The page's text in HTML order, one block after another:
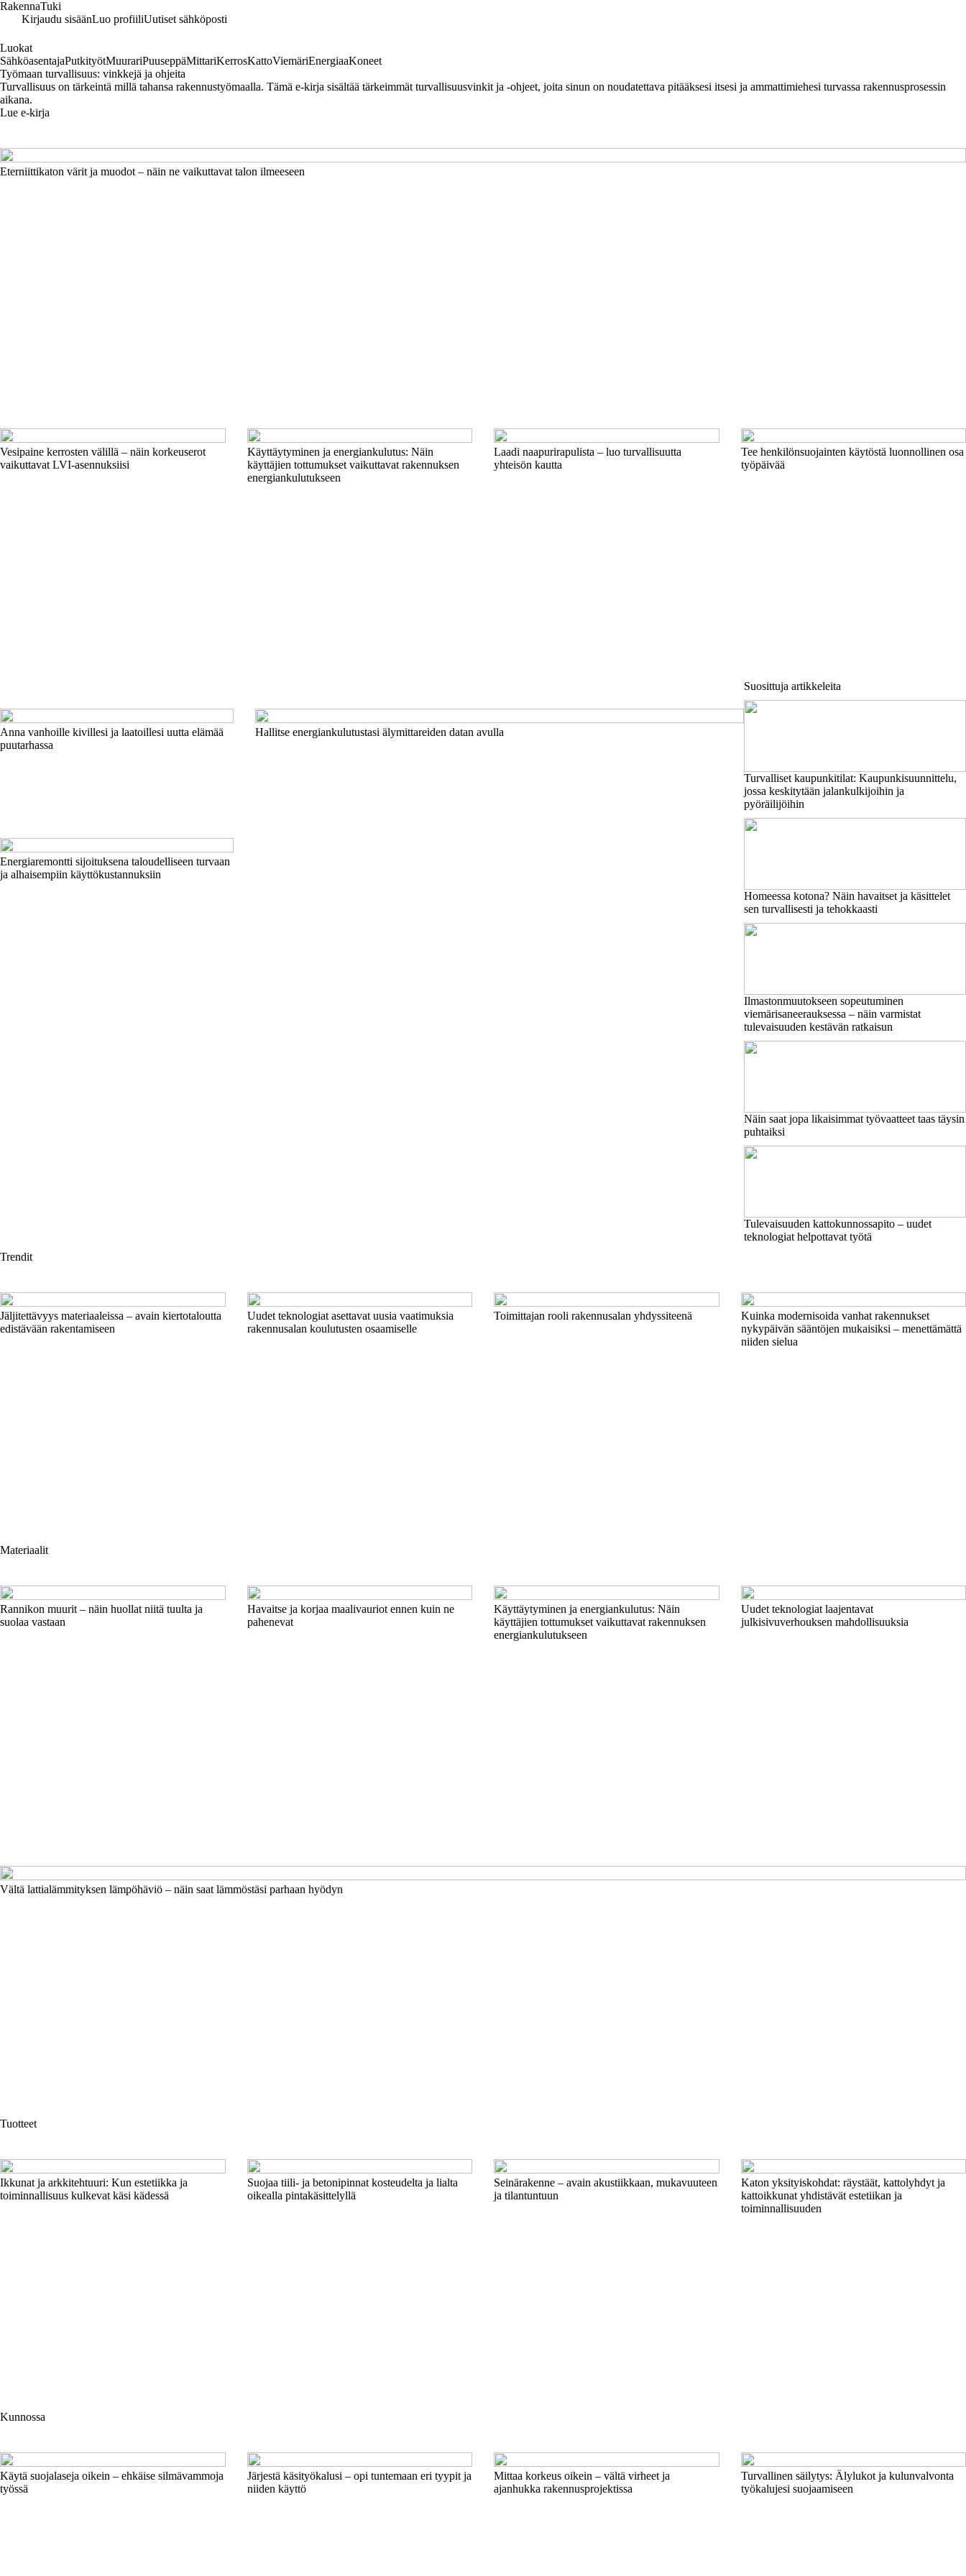
RakennaTuki
Kirjaudu sisäänLuo profiiliUutiset sähköposti
Luokat
SähköasentajaPutkityötMuurariPuuseppäMittariKerrosKattoViemäriEnergiaaKoneet
Työmaan turvallisuus: vinkkejä ja ohjeita
Turvallisuus on tärkeintä millä tahansa rakennustyömaalla. Tämä e-kirja sisältää tärkeimmät turvallisuusvinkit ja -ohjeet, joita sinun on noudatettava pitääksesi itsesi ja ammattimiehesi turvassa rakennusprosessin
aikana.
Lue e-kirja
Eterniittikaton värit ja muodot – näin ne vaikuttavat talon ilmeeseen
Vesipaine kerrosten välillä – näin korkeuserot
vaikuttavat LVI-asennuksiisi
Käyttäytyminen ja energiankulutus: Näin
käyttäjien tottumukset vaikuttavat rakennuksen
energiankulutukseen
Laadi naapurirapulista – luo turvallisuutta
yhteisön kautta
Tee henkilönsuojainten käytöstä luonnollinen osa
työpäivää
Anna vanhoille kivillesi ja laatoillesi uutta elämää
puutarhassa
Energiaremontti sijoituksena taloudelliseen turvaan
ja alhaisempiin käyttökustannuksiin
Hallitse energiankulutustasi älymittareiden datan avulla
Suosittuja artikkeleita
Turvalliset kaupunkitilat: Kaupunkisuunnittelu,
jossa keskitytään jalankulkijoihin ja
pyöräilijöihin
Homeessa kotona? Näin havaitset ja käsittelet
sen turvallisesti ja tehokkaasti
Ilmastonmuutokseen sopeutuminen
viemärisaneerauksessa – näin varmistat
tulevaisuuden kestävän ratkaisun
Näin saat jopa likaisimmat työvaatteet taas täysin
puhtaiksi
Tulevaisuuden kattokunnossapito – uudet
teknologiat helpottavat työtä
Trendit
Jäljitettävyys materiaaleissa – avain kiertotaloutta
edistävään rakentamiseen
Uudet teknologiat asettavat uusia vaatimuksia
rakennusalan koulutusten osaamiselle
Toimittajan rooli rakennusalan yhdyssiteenä
Kuinka modernisoida vanhat rakennukset
nykypäivän sääntöjen mukaisiksi – menettämättä
niiden sielua
Materiaalit
Rannikon muurit – näin huollat niitä tuulta ja
suolaa vastaan
Havaitse ja korjaa maalivauriot ennen kuin ne
pahenevat
Käyttäytyminen ja energiankulutus: Näin
käyttäjien tottumukset vaikuttavat rakennuksen
energiankulutukseen
Uudet teknologiat laajentavat
julkisivuverhouksen mahdollisuuksia
Vältä lattialämmityksen lämpöhäviö – näin saat lämmöstäsi parhaan hyödyn
Tuotteet
Ikkunat ja arkkitehtuuri: Kun estetiikka ja
toiminnallisuus kulkevat käsi kädessä
Suojaa tiili- ja betonipinnat kosteudelta ja lialta
oikealla pintakäsittelyllä
Seinärakenne – avain akustiikkaan, mukavuuteen
ja tilantuntuun
Katon yksityiskohdat: räystäät, kattolyhdyt ja
kattoikkunat yhdistävät estetiikan ja
toiminnallisuuden
Kunnossa
Käytä suojalaseja oikein – ehkäise silmävammoja
työssä
Järjestä käsityökalusi – opi tuntemaan eri tyypit ja
niiden käyttö
Mittaa korkeus oikein – vältä virheet ja
ajanhukka rakennusprojektissa
Turvallinen säilytys: Älylukot ja kulunvalvonta
työkalujesi suojaamiseen